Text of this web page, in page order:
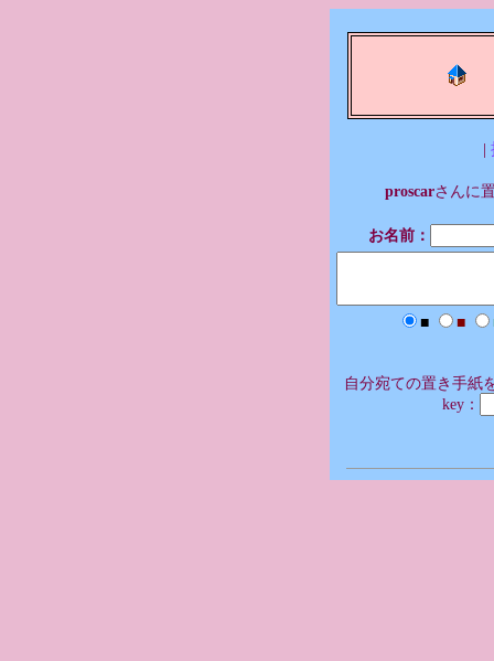
|
proscarさんに
お名前：
■ ■
自分宛ての置き手紙
key：